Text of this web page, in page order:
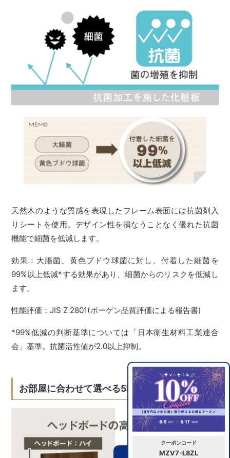
クーポンコード
MZV7-L8ZL
天然木のような質感を表現したフレーム表面には抗菌剤入
りシートを使用。デザイン性を損なうことなく優れた抗菌
機能で細菌を低減します。
効果：大腸菌、黄色ブドウ球菌に対し、付着した細菌を
99%以上低減*する効果があり、細菌からのリスクを低減し
ます。
性能評価：JIS Z 2801(ボーゲン品質評価による報告書)
*99%低減の判断基準については「日本衛生材料工業連合
会」基準。抗菌活性値が2.0以上抑制。
お部屋に合わせて選べる5種類の高さ